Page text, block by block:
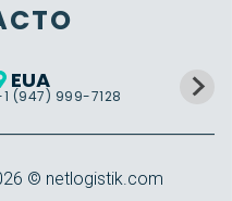
Services
EUA
(947) 999-7128
© netlogistik.com